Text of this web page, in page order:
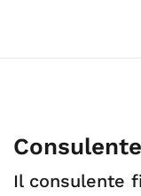
Il consulente